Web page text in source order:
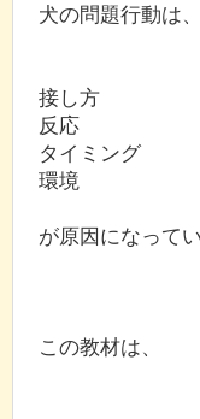
犬の問題行動は
接し方
反応
タイミング
環境
が原因になって
この教材は、